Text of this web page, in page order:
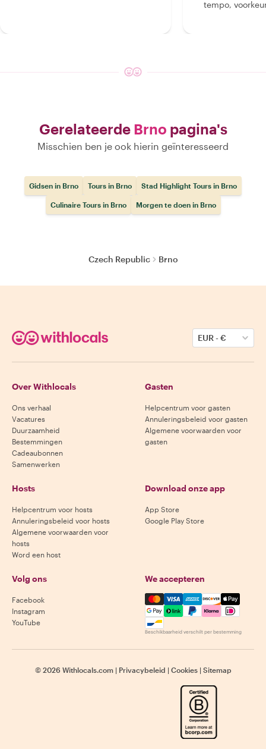
tempo,
Gerelateerde Brno pagina's
Misschien ben je ook hierin geïnteresseerd
Gidsen in Brno Tours in Brno Stad Highlight Tours in Brno
Culinaire Tours in Brno Morgen te doen in Brno
Czech Republic Brno
EUR-€
Over Withlocals
Ons verhaal
Vacatures
Duurzaamheid
Bestemmingen
Cadeaubonnen
Samenwerken
Gasten
Helpcentrum voor gasten
Annuleringsbeleid voor gasten
Algemene voorwaarden voor
gasten
Hosts
Helpcentrum voor hosts
Annuleringsbeleid voor hosts
Algemene voorwaarden voor
hosts
Word een host
Download onze app
App Store
Google Play Store
Volg ons
Facebook
Instagram
YouTube
We accepteren
Mastercard, Visa, Amex,
Beschikbaarheid verschilt per bestemming
© 2026 Withlocals.com | Privacybeleid | Cookies | Sitemap